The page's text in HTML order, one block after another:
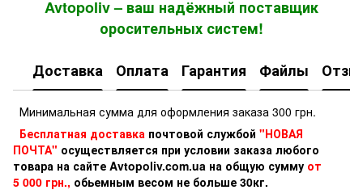
Avtopoliv – ваш надёжный поставщик
оросительных систем!
Доставка Оплата Гарантия Файлы
Минимальная сумма для оформления заказа 300 грн.
Бесплатная доставка почтовой службой "НОВАЯ
ПОЧТА" осуществляется при условии заказа любого
товара на сайте Avtopoliv.com.ua на общую сумму от
5 000 грн., обьемным весом не больше 30кг.